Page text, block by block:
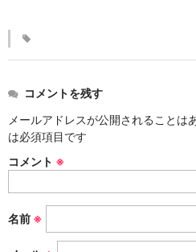
HAKEME
SILVER
デルフト伊万里シリーズ
風雅シリーズ
FUGA
コメントを残す
メールアドレスが公開されることは
は必須項目です
コメント ※
名前 ※